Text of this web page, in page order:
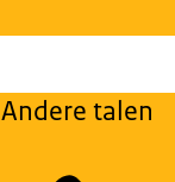
Andere talen